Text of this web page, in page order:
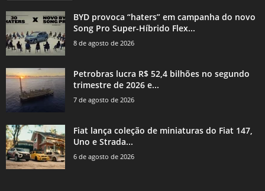
BYD provoca “haters” em campanha do novo
Song Pro Super-Híbrido Flex...
8 de agosto de 2026
Petrobras lucra R$ 52,4 bilhões no segundo
trimestre de 2026 e...
7 de agosto de 2026
Fiat lança coleção de miniaturas do Fiat 147,
Uno e Strada...
6 de agosto de 2026